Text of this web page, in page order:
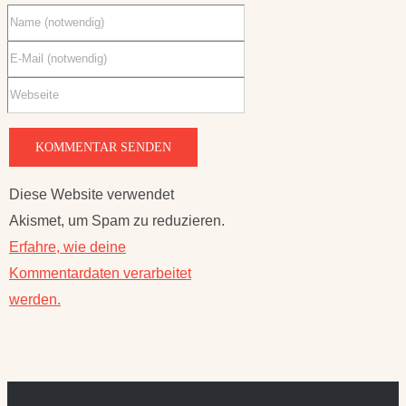
Diese Website verwendet
Akismet, um Spam zu reduzieren.
Erfahre, wie deine
Kommentardaten verarbeitet
werden.